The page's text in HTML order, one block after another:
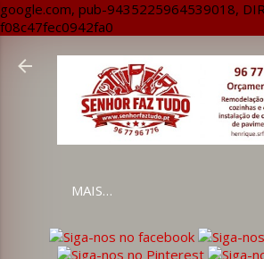
google.com, pub-9435225964539018,
f08c47fec0942fa0Avançar para o conteúdo
MAIS…